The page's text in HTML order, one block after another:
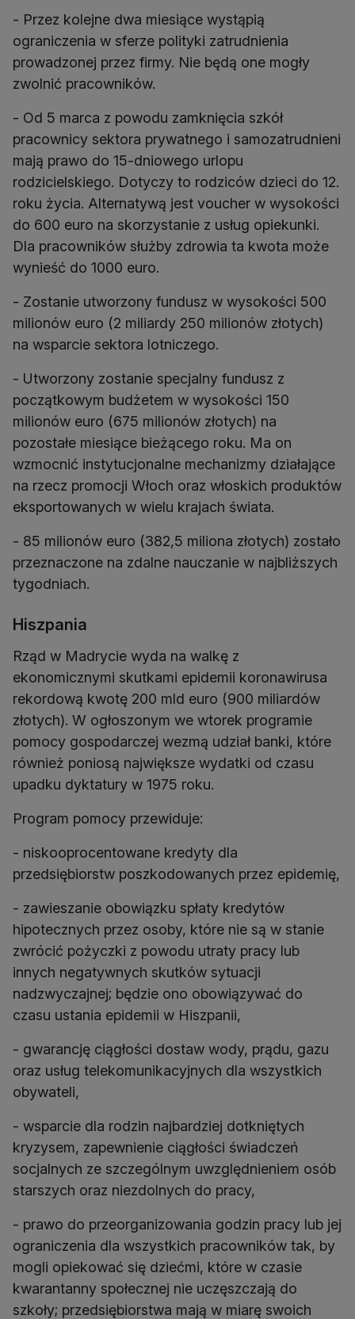
- Przez kolejne dwa miesiące wystąpią
ograniczenia w sferze polityki zatrudnienia
prowadzonej przez firmy. Nie będą one mogły
zwolnić pracowników.
- Od 5 marca z powodu zamknięcia szkół
pracownicy sektora prywatnego i samozatrudnieni
mają prawo do 15-dniowego urlopu
rodzicielskiego. Dotyczy to rodziców dzieci do 12.
roku życia. Alternatywą jest voucher w wysokości
do 600 euro na skorzystanie z usług opiekunki.
Dla pracowników służby zdrowia ta kwota może
wynieść do 1000 euro.
- Zostanie utworzony fundusz w wysokości 500
milionów euro (2 miliardy 250 milionów złotych)
na wsparcie sektora lotniczego.
- Utworzony zostanie specjalny fundusz z
początkowym budżetem w wysokości 150
milionów euro (675 milionów złotych) na
pozostałe miesiące bieżącego roku. Ma on
wzmocnić instytucjonalne mechanizmy działające
na rzecz promocji Włoch oraz włoskich produktów
eksportowanych w wielu krajach świata.
- 85 milionów euro (382,5 miliona złotych) zostało
przeznaczone na zdalne nauczanie w najbliższych
tygodniach.
Hiszpania
Rząd w Madrycie wyda na walkę z
ekonomicznymi skutkami epidemii koronawirusa
rekordową kwotę 200 mld euro (900 miliardów
złotych). W ogłoszonym we wtorek programie
pomocy gospodarczej wezmą udział banki, które
również poniosą największe wydatki od czasu
upadku dyktatury w 1975 roku.
Program pomocy przewiduje:
- niskooprocentowane kredyty dla
przedsiębiorstw poszkodowanych przez epidemię,
- zawieszanie obowiązku spłaty kredytów
hipotecznych przez osoby, które nie są w stanie
zwrócić pożyczki z powodu utraty pracy lub
innych negatywnych skutków sytuacji
nadzwyczajnej; będzie ono obowiązywać do
czasu ustania epidemii w Hiszpanii,
- gwarancję ciągłości dostaw wody, prądu, gazu
oraz usług telekomunikacyjnych dla wszystkich
obywateli,
- wsparcie dla rodzin najbardziej dotkniętych
kryzysem, zapewnienie ciągłości świadczeń
socjalnych ze szczególnym uwzględnieniem osób
starszych oraz niezdolnych do pracy,
- prawo do przeorganizowania godzin pracy lub jej
ograniczenia dla wszystkich pracowników tak, by
mogli opiekować się dziećmi, które w czasie
kwarantanny społecznej nie uczęszczają do
szkoły; przedsiębiorstwa mają w miarę swoich